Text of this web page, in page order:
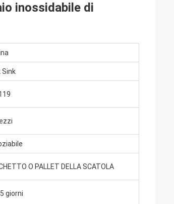
inossidabile di
Sink
O PALLET DELLA SCATOLA
giorni